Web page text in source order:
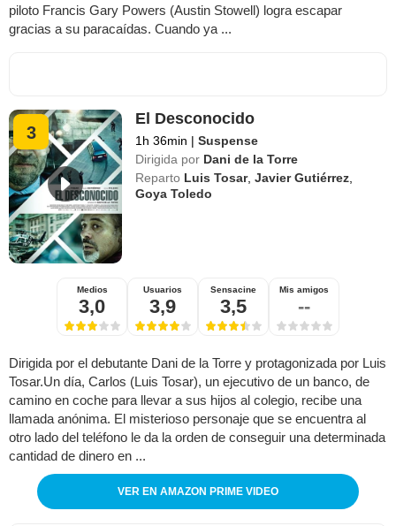
piloto Francis Gary Powers (Austin Stowell) logra escapar
gracias a su paracaídas. Cuando ya ...
3
El Desconocido
1h 36min | Suspense
Dirigida por Dani de la Torre
Reparto Luis Tosar,Javier Gutiérrez
Goya Toledo
Medios
3,0
Usuarios
3,9
Sensacine
3,5
Mis amigos
--
Dirigida por el debutante Dani de la Torre y protagonizada por Luis
Tosar.Un día, Carlos (Luis Tosar), un ejecutivo de un banco, de
camino en coche para llevar a sus hijos al colegio, recibe una
llamada anónima. El misterioso personaje que se encuentra al
otro lado del teléfono le da la orden de conseguir una determinada
cantidad de dinero en ...
VER EN AMAZON PRIME VIDEO